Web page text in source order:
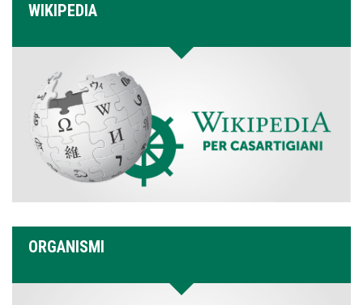
WIKIPEDIA
ORGANISMI